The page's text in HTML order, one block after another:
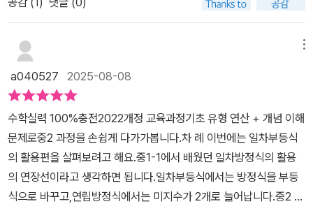
어요.반드시 알아야 하는 기본적인 수학개념과 원리를 쉽게 설명해줘
실제 연산 문제에 유용하게 적용되는 개념의 이해를 돕는 예시를 보
여주며첨삭설명이 되어 있다 보니 수학문제 풀기에도 괜찮아요~​개
실히 이해하며 수학 기초 실력을 쌓기 좋아요. 또한 문제 유형이 세분
화되어 있어 개념 적용력 향상을 위해 도움을 주고 개념 체크 문제로
반복 암기를 할수 있어요~​​​중학교 수학 2학년 1학기에서는 유리수와
순환소수, 단항식 계산,일차부등식등을 배울수 있는데 아무래도 내용
이 어렵다 보니이번 여름방학때 다시 한번 복습해보는것도 괜찮은거
같아요.​​수학 개념이 제대로 잡혀 있지 않은 상태에서 2학기 진도가
나가버리면 기본 개념을 모르는 상태에서문제가 어려워지다 보니 어
a040527 2025-08-08
수학실력 100%충전2022개정 교육과정기초 유형 연산 + 개념 이해
문제로중2 과정을 손쉽게 다가가봅니다.차 례 이번에는 일차부등식
의 활용편을 살펴보려고 해요.중1-1에서 배웠던 일차방정식의 활용
의 연장선이라고 생각하면 됩니다.일차부등식에서는 방정식을 부등
식으로 바꾸고,연립방정식에서는 미지수가 2개로 늘어납니다.중2 부